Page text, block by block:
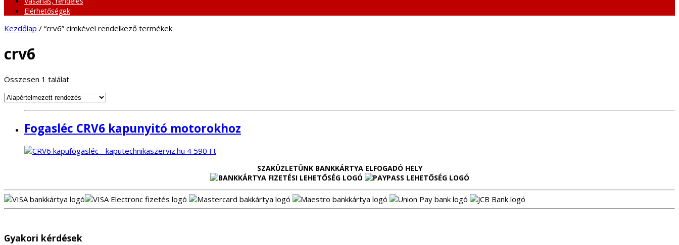
Elérhetőségek
Kezdőlap / “crv6” címkével rendelkező termékek
crv6
Összesen 1 találat
Fogasléc CRV6 kapunyitó motorokhoz
4 590 Ft
SZAKÜZLETÜNK BANKKÁRTYA ELFOGADÓ HELY
Gyakori kérdések